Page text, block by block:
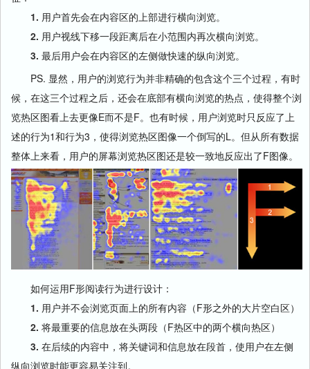
1. 用户首先会在内容区的上部进行横向浏览。
2. 用户视线下移一段距离后在小范围内再次横向浏览。
3. 最后用户会在内容区的左侧做快速的纵向浏览。
PS. 显然，用户的浏览行为并非精确的包含这个三个过程，有时
候，在这三个过程之后，还会在底部有横向浏览的热点，使得整个浏
览热区图看上去更像E而不是F。也有时候，用户浏览时只反应了上
述的行为1和行为3，使得浏览热区图像一个倒写的L。但从所有数据
整体上来看，用户的屏幕浏览热区图还是较一致地反应出了F图像。
如何运用F形阅读行为进行设计：
1. 用户并不会浏览页面上的所有内容（F形之外的大片空白区）
2. 将最重要的信息放在头两段（F热区中的两个横向热区）
3. 在后续的内容中，将关键词和信息放在段首，使用户在左侧
纵向浏览时能更容易关注到。